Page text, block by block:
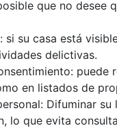
que no desee
su casa está
delictivas.
puede
en listados de
Difuminar
lo que evita